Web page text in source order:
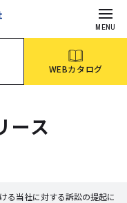
MENU
WEBカタログ
ース
る当社に対する訴訟の提起に